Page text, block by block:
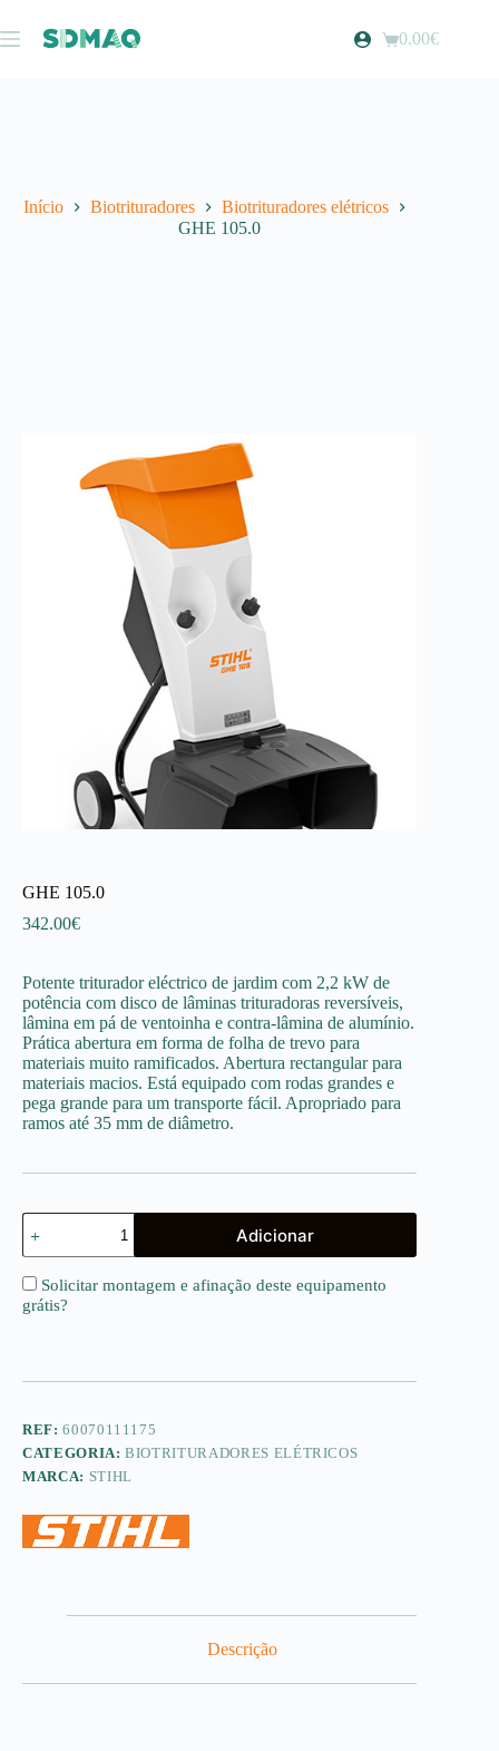
para
o
Carrinho
0.00€
Início Biotrituradores
Biotrituradores elétricos
GHE 105.0
GHE 105.0
342.00€
Potente triturador eléctrico de jardim com 2,2 kW de
potência com disco de lâminas trituradoras reversíveis,
lâmina em pá de ventoinha e contra-lâmina de alumínio.
Prática abertura em forma de folha de trevo para
materiais muito ramificados. Abertura rectangular para
materiais macios. Está equipado com rodas grandes e
pega grande para um transporte fácil. Apropriado para
ramos até 35 mm de diâmetro.
Quantidade
de
GHE
105.0
Adicionar
Solicitar montagem e afinação deste equipamento
grátis?
REF:60070111175
CATEGORIA:BIOTRITURADORES ELÉTRICOS
MARCA: STIHL
Descrição